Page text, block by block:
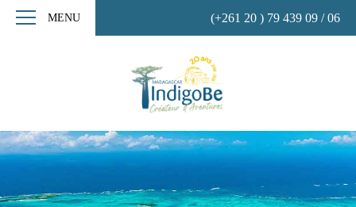
MENU (+261 20 ) 79 439 09 / 06